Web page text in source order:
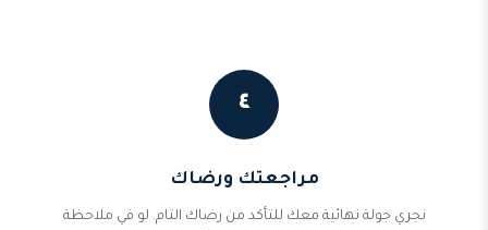
٤
مراجعتك ورضاك
نجري جولة نهائية معك للتأكد من رضاك التام. لو في ملاحظة